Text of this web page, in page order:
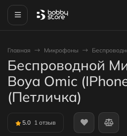
Главная Микрофоны
Беспроводной
Boya Omic
(Петличка)
5.0 1 отзыв